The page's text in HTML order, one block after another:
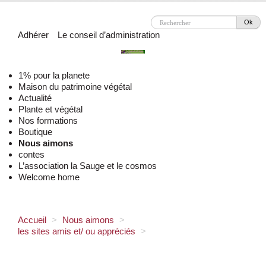
Ok
Adhérer Le conseil d’administration
1% pour la planete
Maison du patrimoine végétal
Actualité
Plante et végétal
Nos formations
Boutique
Nous aimons
contes
L’association la Sauge et le cosmos
Welcome home
Accueil > Nous aimons
>
les sites amis et/ ou appréciés
>